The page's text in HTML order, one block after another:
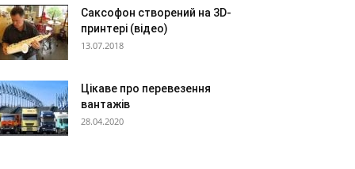
Саксофон створений на 3D-
принтері (відео)
13.07.2018
Цікаве про перевезення
вантажів
28.04.2020